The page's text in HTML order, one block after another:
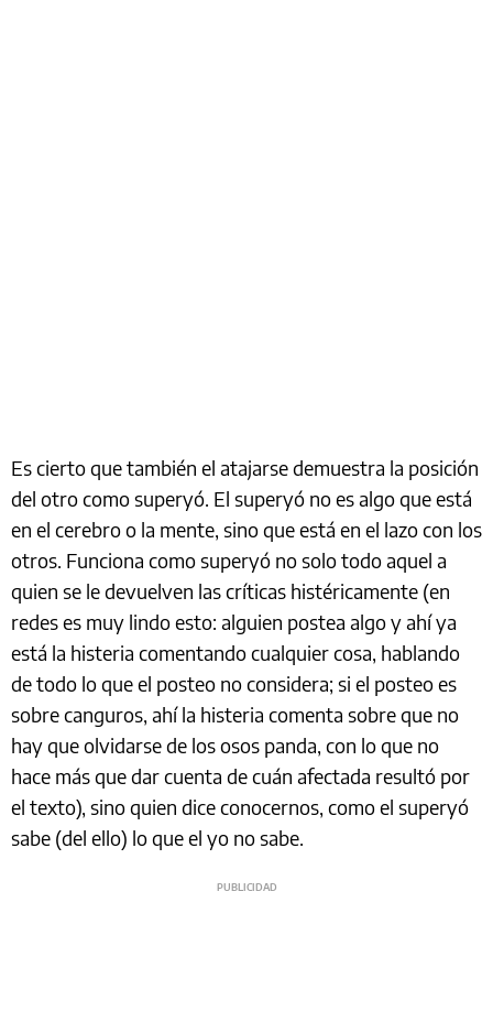
Es cierto que también el atajarse demuestra la posición
del otro como superyó. El superyó no es algo que está
en el cerebro o la mente, sino que está en el lazo con los
otros. Funciona como superyó no solo todo aquel a
quien se le devuelven las críticas histéricamente (en
redes es muy lindo esto: alguien postea algo y ahí ya
está la histeria comentando cualquier cosa, hablando
de todo lo que el posteo no considera; si el posteo es
sobre canguros, ahí la histeria comenta sobre que no
hay que olvidarse de los osos panda, con lo que no
hace más que dar cuenta de cuán afectada resultó por
el texto), sino quien dice conocernos, como el superyó
sabe (del ello) lo que el yo no sabe.